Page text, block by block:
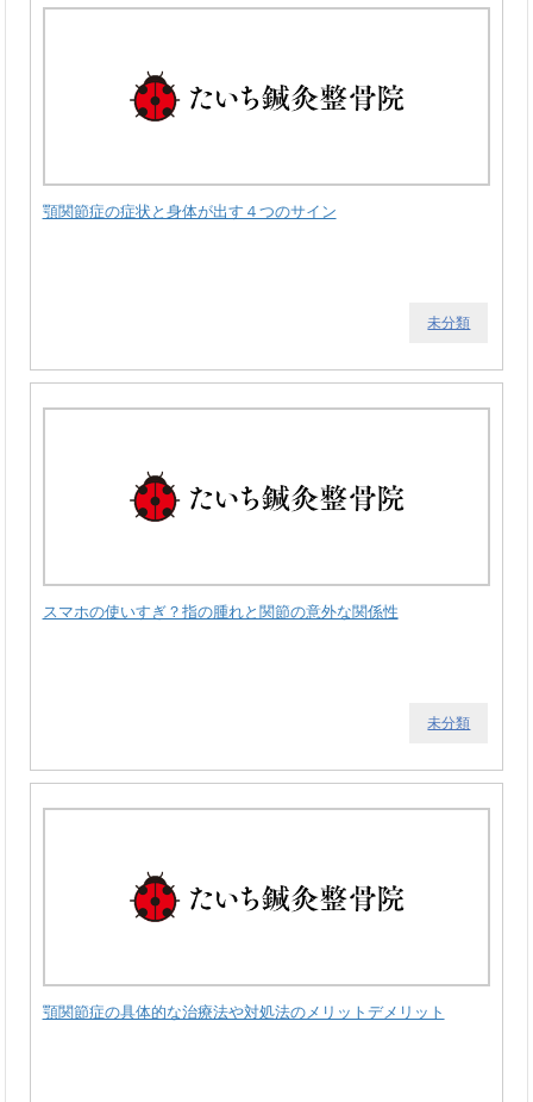
顎関節症の症状と身体が出す４つのサイン
未分類
スマホの使いすぎ？指の腫れと関節の意外な関係性
未分類
顎関節症の具体的な治療法や対処法のメリットデメリット